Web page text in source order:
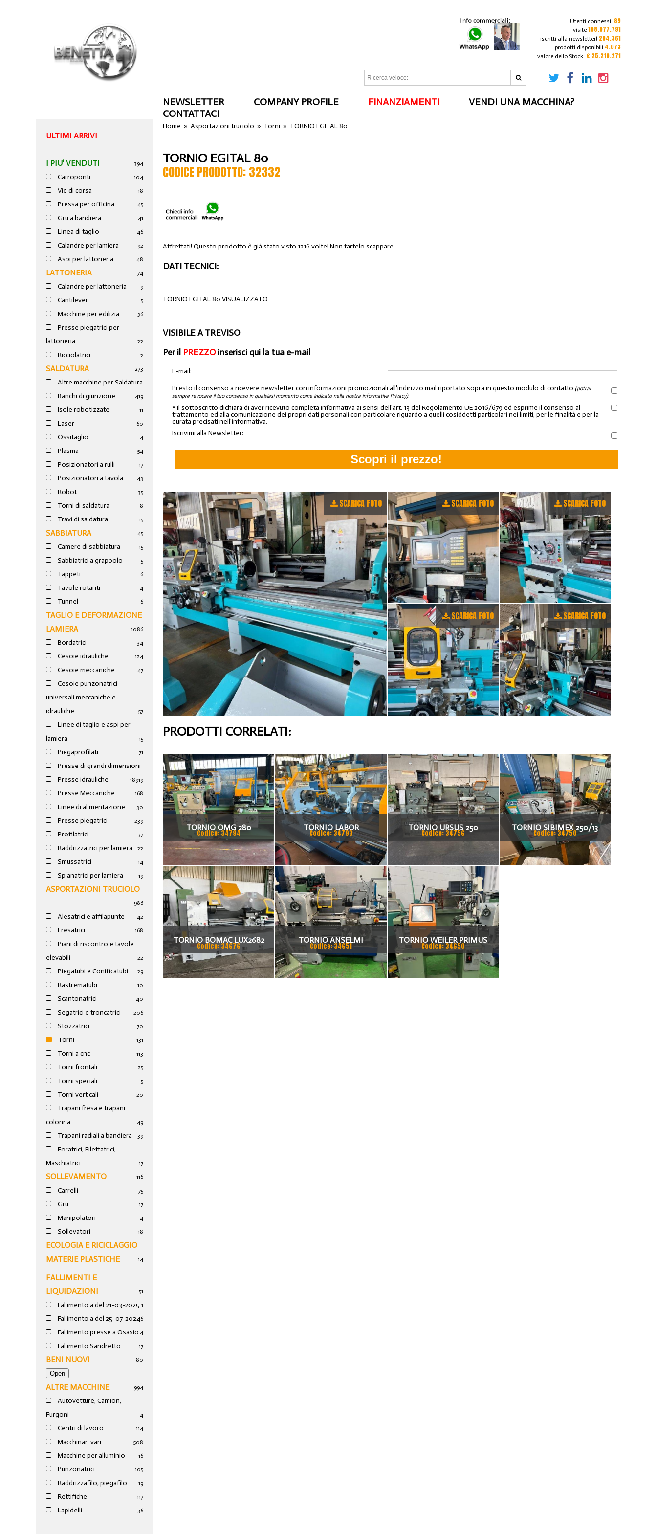
Utenti connessi: 89
visite 108.977.791
iscritti alla newsletter! 204.361
prodotti disponibili 4.073
valore dello Stock: € 25.210.271
NEWSLETTER COMPANY PROFILE FINANZIAMENTI
VENDI UNA MACCHINA?
CONTATTACI
ULTIMI ARRIVI
I PIU' VENDUTI 394
Carroponti 104
Vie di corsa 18
Pressa per officina 45
Gru a bandiera 41
Linea di taglio 46
Calandre per lamiera 92
Aspi per lattoneria 48
LATTONERIA 74
Calandre per lattoneria 9
Cantilever 5
Macchine per edilizia 36
Presse piegatrici per
lattoneria
22
Ricciolatrici 2
SALDATURA 273
Altre macchine per Saldatura
19
Banchi di giunzione 4
Isole robotizzate 11
Laser 60
Ossitaglio 4
Plasma 54
Posizionatori a rulli 17
Posizionatori a tavola 43
Robot 35
Torni di saldatura 8
Travi di saldatura 15
SABBIATURA 45
Camere di sabbiatura 15
Sabbiatrici a grappolo 5
Tappeti 6
Tavole rotanti 4
Tunnel 6
TAGLIO E DEFORMAZIONE
LAMIERA
1086
Bordatrici 34
Cesoie idrauliche 124
Cesoie meccaniche 47
Cesoie punzonatrici
universali meccaniche e
idrauliche
57
Linee di taglio e aspi per
lamiera
15
Piegaprofilati 71
Presse di grandi dimensioni
19
Presse idrauliche 189
Presse Meccaniche 168
Linee di alimentazione 30
Presse piegatrici 239
Profilatrici 37
Raddrizzatrici per lamiera 22
Smussatrici 14
Spianatrici per lamiera 19
ASPORTAZIONI TRUCIOLO
986
Alesatrici e affilapunte 42
Fresatrici 168
Piani di riscontro e tavole
elevabili
22
Piegatubi e Conificatubi 29
Rastrematubi 10
Scantonatrici 40
Segatrici e troncatrici 206
Stozzatrici 70
Torni 131
Torni a cnc 113
Torni frontali 25
Torni speciali 5
Torni verticali 20
Trapani fresa e trapani
colonna
49
Trapani radiali a bandiera 39
Foratrici, Filettatrici,
Maschiatrici
17
SOLLEVAMENTO 116
Carrelli 75
Gru 17
Manipolatori 4
Sollevatori 18
ECOLOGIA E RICICLAGGIO
MATERIE PLASTICHE
14
FALLIMENTI E
LIQUIDAZIONI
51
Fallimento a del 21-03-2025 1
Fallimento a del 25-07-20246
Fallimento presse a Osasio 4
Fallimento Sandretto 17
BENI NUOVI 80
ALTRE MACCHINE 994
Autovetture, Camion,
Furgoni
4
Centri di lavoro 114
Macchinari vari 508
Macchine per alluminio 16
Punzonatrici 105
Raddrizzafilo, piegafilo 19
Rettifiche 117
Lapidelli 36
Home »Asportazioni truciolo » Torni » TORNIO EGITAL 80
TORNIO EGITAL 80
CODICE PRODOTTO: 32332
Affrettati! Questo prodotto è già stato visto 1216 volte! Non fartelo scappare!
DATI TECNICI:
TORNIO EGITAL 80 VISUALIZZATO
VISIBILE A TREVISO
Per il PREZZOinserisci qui la tua e-mail
E-mail:
Presto il consenso a ricevere newsletter con informazioni promozionali all'indirizzo mail riportato sopra in questo modulo di contatto (potrai
sempre revocare il tuo consenso in qualsiasi momento come indicato nella nostra informativa Privacy):
* Il sottoscritto dichiara di aver ricevuto completa informativa ai sensi dell'art. 13 del Regolamento UE 2016/679 ed esprime il consenso al
trattamento ed alla comunicazione dei propri dati personali con particolare riguardo a quelli cosiddetti particolari nei limiti, per le finalità e per la
durata precisati nell'informativa.
Iscrivimi alla Newsletter:
SCARICA FOTO SCARICA FOTO SCARICA FOTO
SCARICA FOTO SCARICA FOTO
PRODOTTI CORRELATI:
TORNIO OMG 280
Codice: 34794
TORNIO LABOR
Codice: 34793
TORNIO URSUS 250
Codice: 34756
TORNIO SIBIMEX 250/13
Codice: 34750
TORNIO BOMAC LUX2682
Codice: 34676
TORNIO ANSELMI
Codice: 34651
TORNIO WEILER PRIMUS
Codice: 34650